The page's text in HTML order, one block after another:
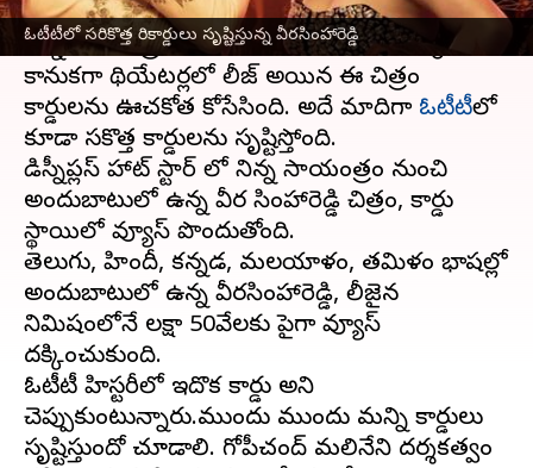
ఓటీటీలో సరికొత్త రికార్డులు సృష్టిస్తున్న వీరసింహారెడ్డి
నందమూరి బాలకృష్ణ నటించిన వీరసింహారెడ్డి చిత్రం
నిన్న సాయంత్రం ఓటీటీలో రిలీజ్ అయింది. సంక్రాంతి
కానుకగా థియేటర్లలో రిలీజ్ అయిన ఈ చిత్రం
రికార్డులను ఊచకోత కోసేసింది. అదే మాదిరిగా ఓటీటీలో
కూడా సరికొత్త రికార్డులను సృష్టిస్తోంది.
డిస్నీప్లస్ హాట్ స్టార్ లో నిన్న సాయంత్రం నుంచి
అందుబాటులో ఉన్న వీర సింహారెడ్డి చిత్రం, రికార్డు
స్థాయిలో వ్యూస్ పొందుతోంది.
తెలుగు, హిందీ, కన్నడ, మలయాళం, తమిళం భాషల్లో
అందుబాటులో ఉన్న వీరసింహారెడ్డి, రిలీజైన
నిమిషంలోనే లక్షా 50వేలకు పైగా వ్యూస్
దక్కించుకుంది.
ఓటీటీ హిస్టరీలో ఇదొక రికార్డు అని
చెప్పుకుంటున్నారు.ముందు ముందు మరిన్ని రికార్డులు
సృష్టిస్తుందో చూడాలి. గోపీచంద్ మలినేని దర్శకత్వం